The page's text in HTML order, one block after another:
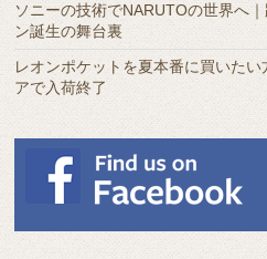
ソニーの技術でNARUTOの世界へ
ン誕生の舞台裏
レオンポケットを夏本番に買いた
アで入荷終了